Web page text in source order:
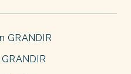
GRANDIR